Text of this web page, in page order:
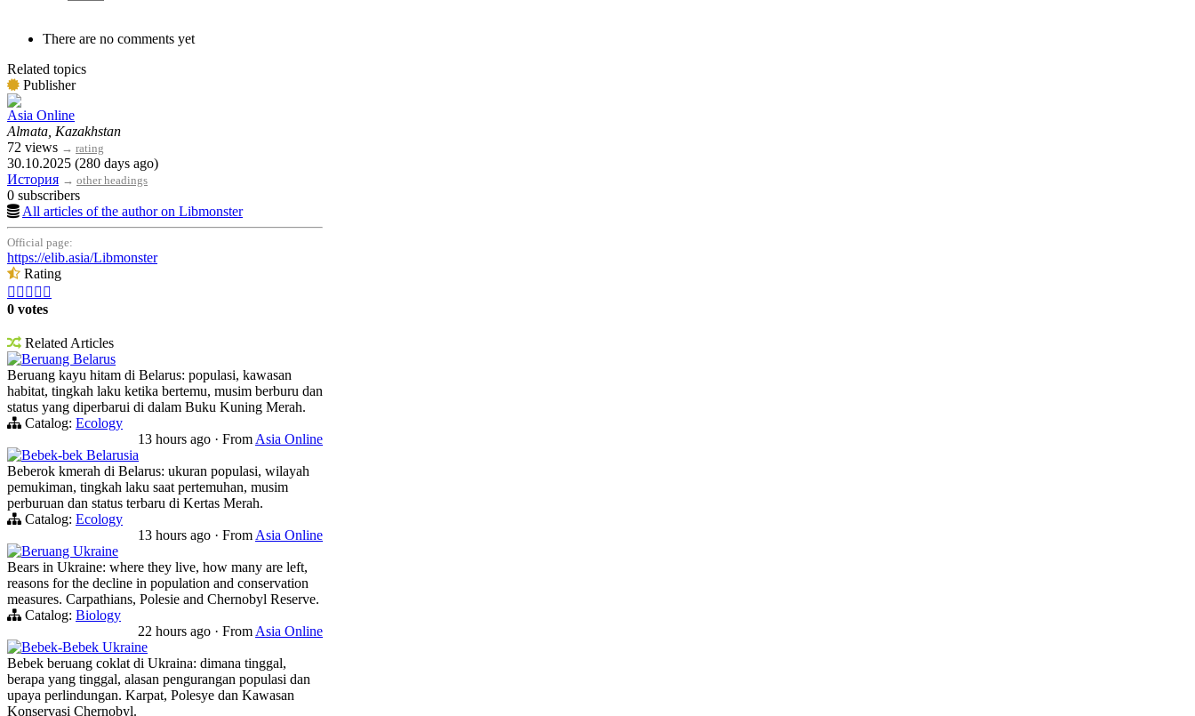
There are no comments yet
Related topics
Publisher
Asia Online
Almata, Kazakhstan
72 views → rating
30.10.2025 (280 days ago)
История → other headings
0 subscribers
All articles of the author on Libmonster
Official page:
https://elib.asia/Libmonster
Rating
    
0 votes
Related Articles
Beruang Belarus
Beruang kayu hitam di Belarus: populasi, kawasan
habitat, tingkah laku ketika bertemu, musim berburu dan
status yang diperbarui di dalam Buku Kuning Merah.
Catalog: Ecology
13 hours ago · From Asia Online
Bebek-bek Belarusia
Beberok kmerah di Belarus: ukuran populasi, wilayah
pemukiman, tingkah laku saat pertemuhan, musim
perburuan dan status terbaru di Kertas Merah.
Catalog: Ecology
13 hours ago · From Asia Online
Beruang Ukraine
Bears in Ukraine: where they live, how many are left,
reasons for the decline in population and conservation
measures. Carpathians, Polesie and Chernobyl Reserve.
Catalog: Biology
22 hours ago · From Asia Online
Bebek-Bebek Ukraine
Bebek beruang coklat di Ukraina: dimana tinggal,
berapa yang tinggal, alasan pengurangan populasi dan
upaya perlindungan. Karpat, Polesye dan Kawasan
Konservasi Chernobyl.